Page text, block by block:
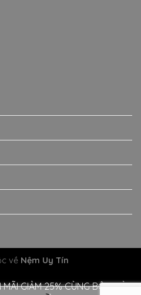
về Nệm Uy Tín
GIẢM 25% CÙNG BỘ QUÀ